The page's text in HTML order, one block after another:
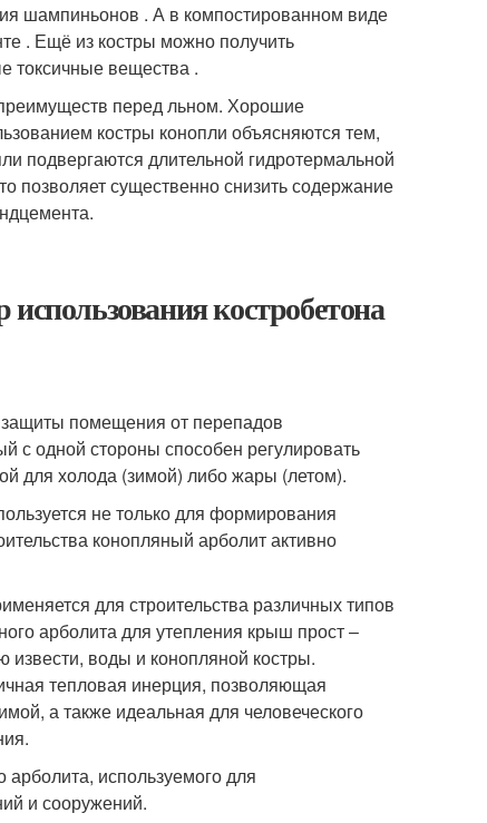
шампиньонов . А в компостированном виде
. Ещё из костры можно получить
токсичные вещества .
перед льном. Хорошие
костры конопли объясняются тем,
подвергаются длительной гидротермальной
позволяет существенно снизить содержание
костробетона
помещения от перепадов
с одной стороны способен регулировать
для холода (зимой) либо жары (летом).
не только для формирования
конопляный арболит активно
для строительства различных типов
арболита для утепления крыш прост –
извести, воды и конопляной костры.
тепловая инерция, позволяющая
а также идеальная для человеческого
используемого для
и сооружений.